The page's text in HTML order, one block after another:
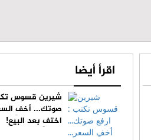
اقرأ أيضا
شيرين قسوس
صوتك... أخفِ
اختفِ بعد البيع!